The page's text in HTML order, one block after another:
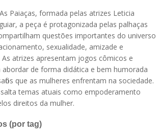
Paiaças, formada pelas atrizes Leticia
a peça é protagonizada pelas palhaças
questões importantes do universo
sexualidade, amizade e
atrizes apresentam jogos cômicos e
de forma didática e bem humorada
que as mulheres enfrentam na sociedade.
temas atuais como empoderamento
direitos da mulher.
(por tag)